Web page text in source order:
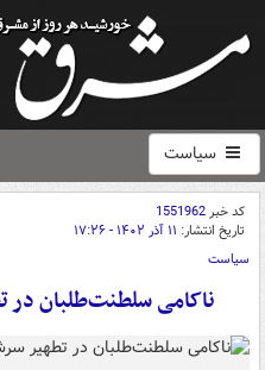
سیاست
کد خبر1551962
تاریخ انتشار: ۱۱ آذر ۱۴۰۲ - ۱۷:۲۶
سیاست
ناکامی سلطنت‌طلبان